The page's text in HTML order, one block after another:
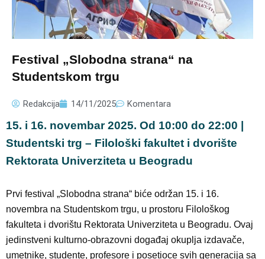
Festival „Slobodna strana“ na
Studentskom trgu
Redakcija 14/11/2025 Komentara
15. i 16. novembar 2025. Od 10:00 do 22:00 |
Studentski trg – Filološki fakultet i dvorište
Rektorata Univerziteta u Beogradu
Prvi festival „Slobodna strana“ biće održan 15. i 16.
novembra na Studentskom trgu, u prostoru Filološkog
fakulteta i dvorištu Rektorata Univerziteta u Beogradu. Ovaj
jedinstveni kulturno-obrazovni događaj okuplja izdavače,
umetnike, studente, profesore i posetioce svih generacija sa